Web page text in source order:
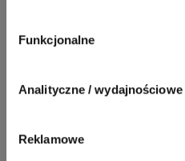
Funkcjonalne
Analityczne / wydajnościowe
Reklamowe
sens, patrzysz na
kim masz do